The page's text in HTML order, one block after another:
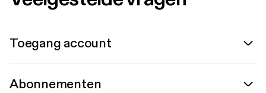
Toegang account
Abonnementen